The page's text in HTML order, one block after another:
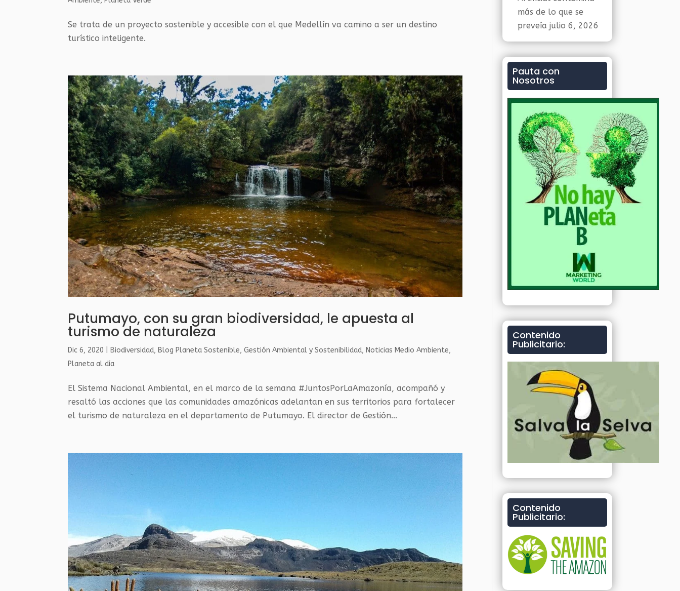
Se trata de un proyecto sostenible y accesible con el que Medellín va camino a ser un destino
turístico inteligente.
Putumayo, con su gran biodiversidad, le apuesta al
turismo de naturaleza
Dic 6, 2020 Biodiversidad, Blog Planeta Sostenible,Gestión Ambiental y Sostenibilidad, Noticias Medio Ambiente,
Planeta al día
El Sistema Nacional Ambiental, en el marco de la semana #JuntosPorLaAmazonía, acompañó y
resaltó las acciones que las comunidades amazónicas adelantan en sus territorios para fortalecer
el turismo de naturaleza en el departamento de Putumayo. El director de Gestión...
más de lo que se
preveía julio 6, 2026
Pauta con
Nosotros
Contenido
Publicitario:
Contenido
Publicitario: